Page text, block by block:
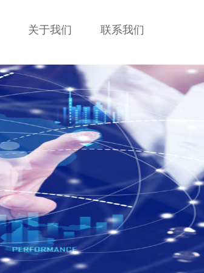
关于我们 联系我们